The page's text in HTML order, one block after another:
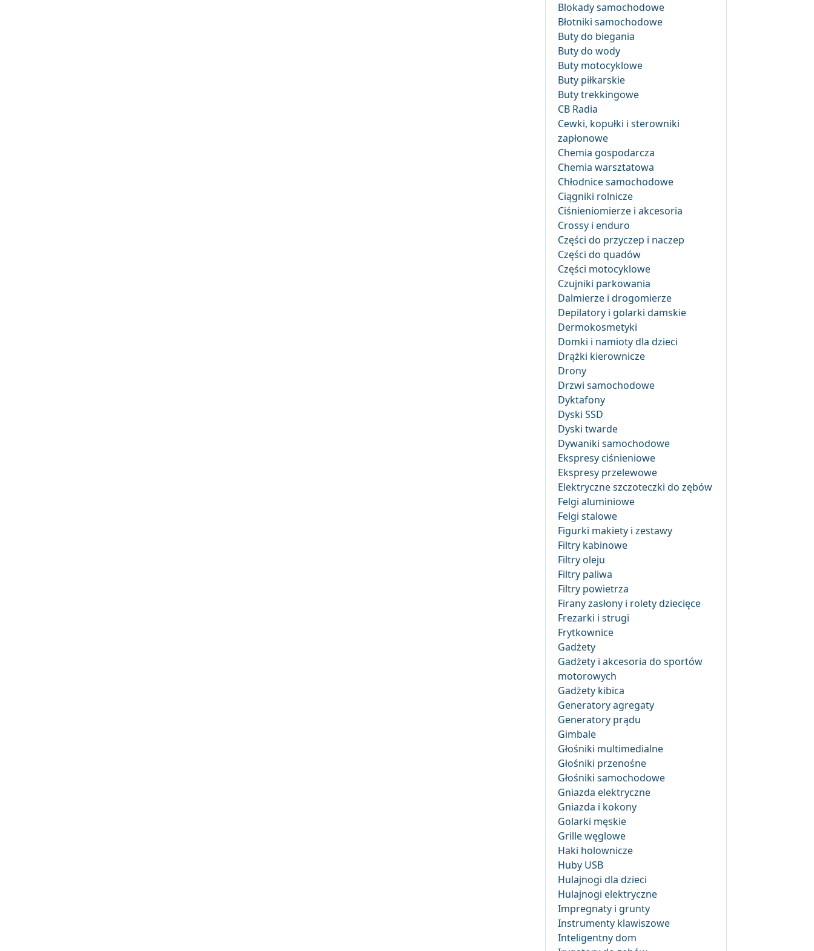
Blokady samochodowe
Błotniki samochodowe
Buty do biegania
Buty do wody
Buty motocyklowe
Buty piłkarskie
Buty trekkingowe
CB Radia
Cewki, kopułki i sterowniki
zapłonowe
Chemia gospodarcza
Chemia warsztatowa
Chłodnice samochodowe
Ciągniki rolnicze
Ciśnieniomierze i akcesoria
Crossy i enduro
Części do przyczep i naczep
Części do quadów
Części motocyklowe
Czujniki parkowania
Dalmierze i drogomierze
Depilatory i golarki damskie
Dermokosmetyki
Domki i namioty dla dzieci
Drążki kierownicze
Drony
Drzwi samochodowe
Dyktafony
Dyski SSD
Dyski twarde
Dywaniki samochodowe
Ekspresy ciśnieniowe
Ekspresy przelewowe
Elektryczne szczoteczki do zębów
Felgi aluminiowe
Felgi stalowe
Figurki makiety i zestawy
Filtry kabinowe
Filtry oleju
Filtry paliwa
Filtry powietrza
Firany zasłony i rolety dziecięce
Frezarki i strugi
Frytkownice
Gadżety
Gadżety i akcesoria do sportów
motorowych
Gadżety kibica
Generatory agregaty
Generatory prądu
Gimbale
Głośniki multimedialne
Głośniki przenośne
Głośniki samochodowe
Gniazda elektryczne
Gniazda i kokony
Golarki męskie
Grille węglowe
Haki holownicze
Huby USB
Hulajnogi dla dzieci
Hulajnogi elektryczne
Impregnaty i grunty
Instrumenty klawiszowe
Inteligentny dom